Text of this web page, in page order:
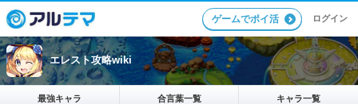
ゲームでポイ活 ログイン
エレスト攻略wiki
最強キャラ 合言葉一覧 キャラ一覧